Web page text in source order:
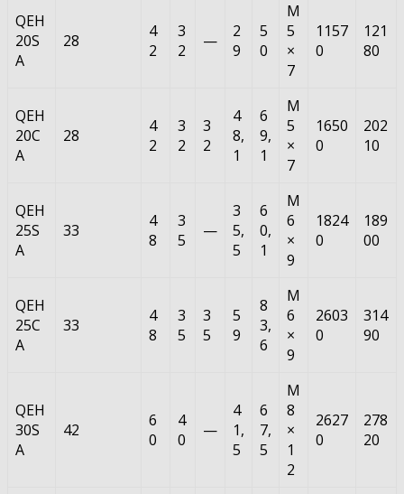
QEH
20S
A
28
4
2
3
2
—
2
9
5
0
M
5
×
7
1157
0
121
80
QEH
20C
A
28
4
2
3
2
3
2
4
8,
1
6
9,
1
M
5
×
7
1650
0
202
10
QEH
25S
A
33
4
8
3
5
—
3
5,
5
6
0,
1
M
6
×
9
1824
0
189
00
QEH
25C
A
33
4
8
3
5
3
5
5
9
8
3,
6
M
6
×
9
2603
0
314
90
QEH
30S
A
42
6
0
4
0
—
4
1,
5
6
7,
5
M
8
×
1
2
2627
0
278
20